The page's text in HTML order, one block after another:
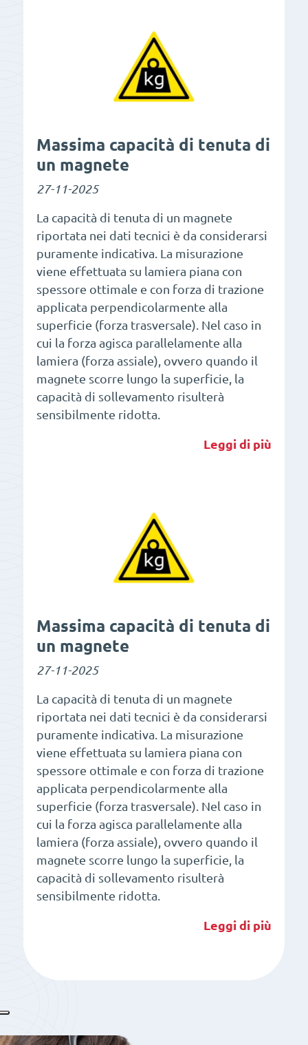
Massima capacità di tenuta di
un magnete
27-11-2025
La capacità di tenuta di un magnete
riportata nei dati tecnici è da considerarsi
puramente indicativa. La misurazione
viene effettuata su lamiera piana con
spessore ottimale e con forza di trazione
applicata perpendicolarmente alla
superficie (forza trasversale). Nel caso in
cui la forza agisca parallelamente alla
lamiera (forza assiale), ovvero quando il
magnete scorre lungo la superficie, la
capacità di sollevamento risulterà
sensibilmente ridotta.
Leggi di più
Massima capacità di tenuta di
un magnete
27-11-2025
La capacità di tenuta di un magnete
riportata nei dati tecnici è da considerarsi
puramente indicativa. La misurazione
viene effettuata su lamiera piana con
spessore ottimale e con forza di trazione
applicata perpendicolarmente alla
superficie (forza trasversale). Nel caso in
cui la forza agisca parallelamente alla
lamiera (forza assiale), ovvero quando il
magnete scorre lungo la superficie, la
capacità di sollevamento risulterà
sensibilmente ridotta.
Leggi di più